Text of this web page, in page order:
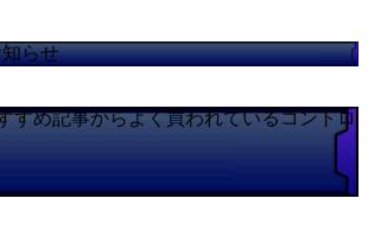
知らせ
すめ記事からよく買われているコントロ